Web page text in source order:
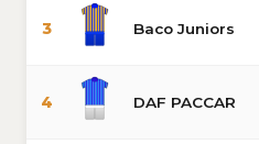
3 Baco Juniors
4 DAF PACCAR